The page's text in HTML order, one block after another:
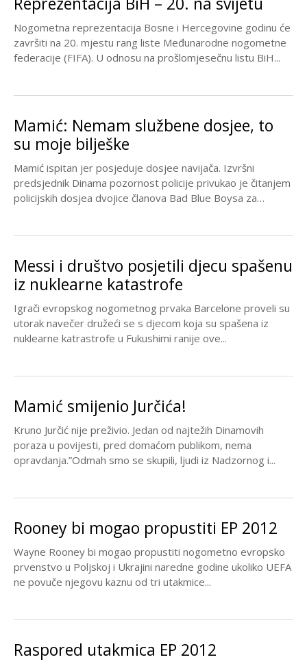
Nogometna reprezentacija Bosne i Hercegovine godinu će
završiti na 20. mjestu rang liste Međunarodne nogometne
federacije (FIFA). U odnosu na prošlomjesečnu listu BiH...
Mamić: Nemam službene dosjee, to
su moje bilješke
Mamić ispitan jer posjeduje dosjee navijača. Izvršni
predsjednik Dinama pozornost policije privukao je čitanjem
policijskih dosjea dvojice članova Bad Blue Boysa za
Messi i društvo posjetili djecu spašenu
iz nuklearne katastrofe
Igrači evropskog nogometnog prvaka Barcelone proveli su
utorak navečer družeći se s djecom koja su spašena iz
nuklearne katrastrofe u Fukushimi ranije ove...
Mamić smijenio Jurčića!
Kruno Jurčić nije preživio. Jedan od najtežih Dinamovih
poraza u povijesti, pred domaćom publikom, nema
opravdanja.”Odmah smo se skupili, ljudi iz Nadzornog i...
Rooney bi mogao propustiti EP 2012
Wayne Rooney bi mogao propustiti nogometno evropsko
prvenstvo u Poljskoj i Ukrajini naredne godine ukoliko UEFA
ne povuče njegovu kaznu od tri utakmice...
Raspored utakmica EP 2012